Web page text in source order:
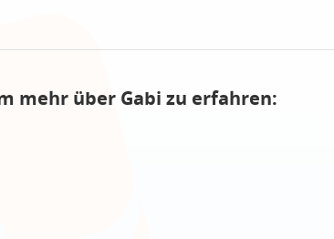
mehr über Gabi zu erfahren: